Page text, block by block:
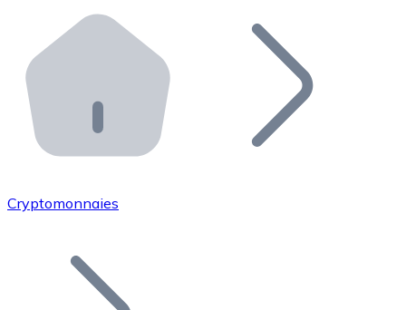
Distributeurs automatiques Bitnovo
Intégrez un ATM Bitnovo dans votre entreprise et
API Bitnovo
Intégrez notre API dans votre écosystème.
Rejoignez notre réseau de distributeurs et
Ajoutez le token de votre projet à notre service
Cryptomonnaies